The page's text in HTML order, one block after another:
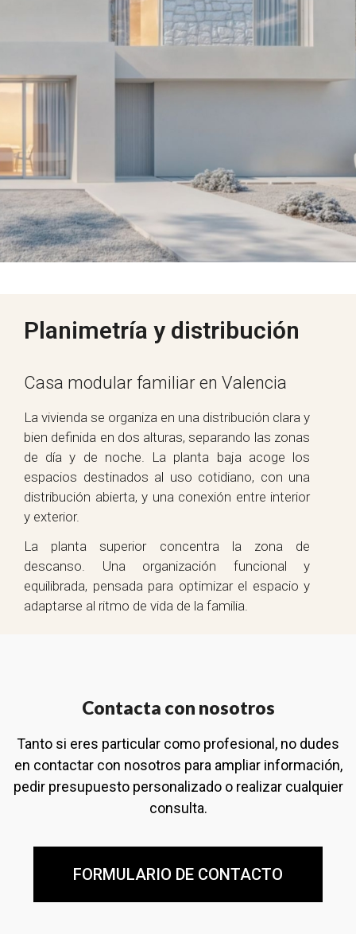
Planimetría y distribución
Casa modular familiar en Valencia
La vivienda se organiza en una distribución clara y
bien definida en dos alturas, separando las zonas
de día y de noche. La planta baja acoge los
espacios destinados al uso cotidiano, con una
distribución abierta, y una conexión entre interior
y exterior.
La planta superior concentra la zona de
descanso. Una organización funcional y
equilibrada, pensada para optimizar el espacio y
adaptarse al ritmo de vida de la familia.
Contacta con nosotros
Tanto si eres particular como profesional, no dudes
en contactar con nosotros para ampliar información,
pedir presupuesto personalizado o realizar cualquier
consulta.
FORMULARIO DE CONTACTO